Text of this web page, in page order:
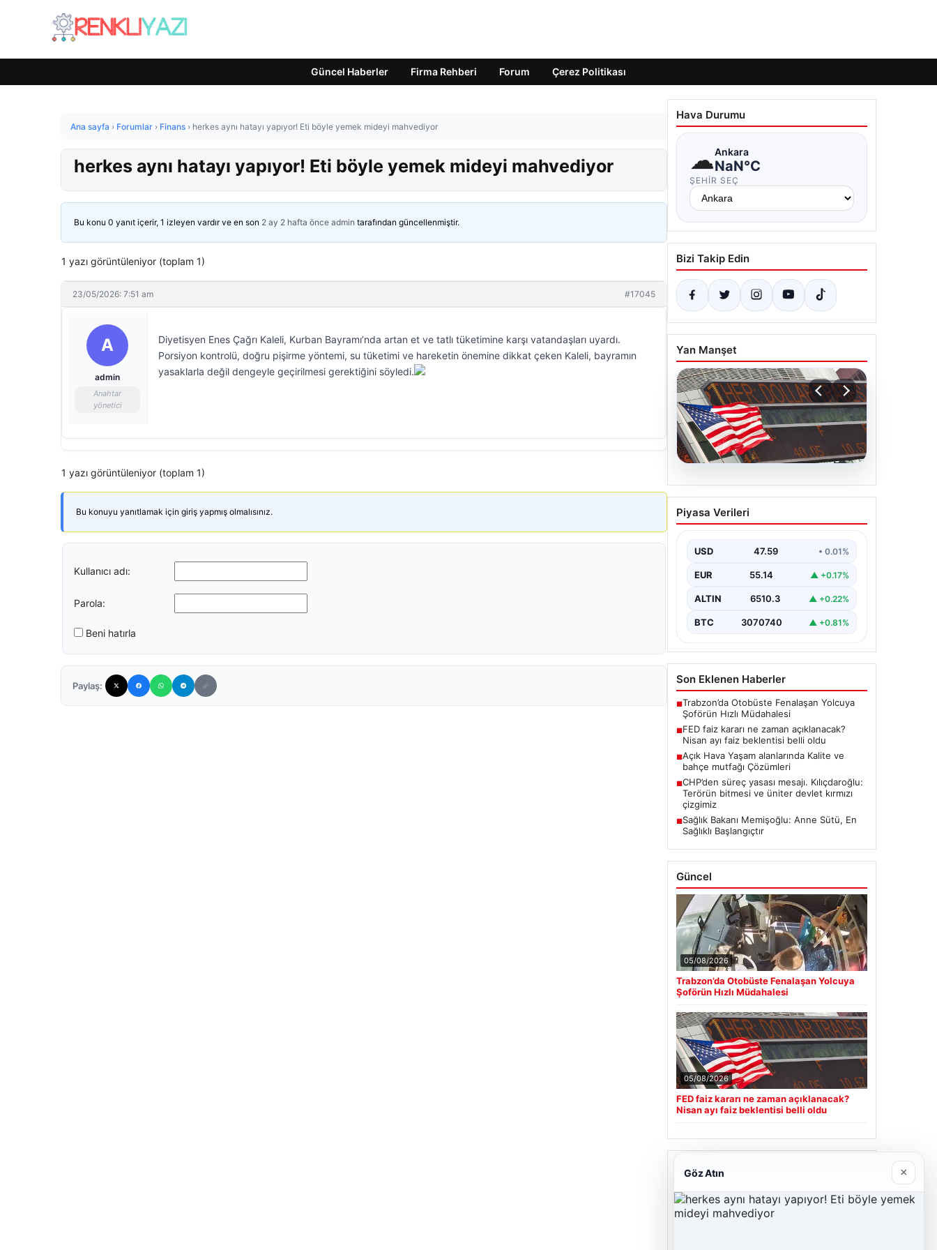
Güncel Haberler Firma Rehberi Forum Çerez Politikası
Ana sayfa › Forumlar › Finans › herkes aynı hatayı yapıyor! Eti böyle yemek mideyi mahvediyor
herkes aynı hatayı yapıyor! Eti böyle yemek mideyi mahvediyor
Bu konu 0 yanıt içerir, 1 izleyen vardır ve en son 2 ay 2 hafta önce admin tarafından güncellenmiştir.
1 yazı görüntüleniyor (toplam 1)
23/05/2026: 7:51 am #17045
A
admin
Anahtar
yönetici
Diyetisyen Enes Çağrı Kaleli, Kurban Bayramı’nda artan et ve tatlı tüketimine karşı vatandaşları uyardı.
Porsiyon kontrolü, doğru pişirme yöntemi, su tüketimi ve hareketin önemine dikkat çeken Kaleli, bayramın
yasaklarla değil dengeyle geçirilmesi gerektiğini söyledi.
1 yazı görüntüleniyor (toplam 1)
Bu konuyu yanıtlamak için giriş yapmış olmalısınız.
Kullanıcı adı:
Parola:
Beni hatırla
Paylaş:
Hava Durumu
☁Ankara
NaN°C
ŞEHIR SEÇ
Bizi Takip Edin
Yan Manşet
05.08.2026
FED faiz kararı ne zaman
açıklanacak? Nisan ayı
Piyasa Verileri
USD 47.59 • 0.01%
EUR 55.14 ▲ +0.17%
ALTIN 6510.3 ▲ +0.22%
BTC 3070740 ▲ +0.81%
Son Eklenen Haberler
■Trabzon’da Otobüste Fenalaşan Yolcuya
Şoförün Hızlı Müdahalesi
■FED faiz kararı ne zaman açıklanacak?
Nisan ayı faiz beklentisi belli oldu
■Açık Hava Yaşam alanlarında Kalite ve
bahçe mutfağı Çözümleri
■CHP’den süreç yasası mesajı. Kılıçdaroğlu:
Terörün bitmesi ve üniter devlet kırmızı
çizgimiz
■Sağlık Bakanı Memişoğlu: Anne Sütü, En
Sağlıklı Başlangıçtır
Güncel
05/08/2026
Trabzon’da Otobüste Fenalaşan Yolcuya
Şoförün Hızlı Müdahalesi
05/08/2026
FED faiz kararı ne zaman açıklanacak?
Nisan ayı faiz beklentisi belli oldu
Son Eklenen Firmalar
Cengiz Sigorta
23/06/2026
Göz Atın ×